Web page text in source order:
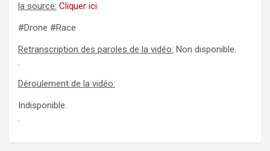
la source: Cliquer ici
#Drone #Race
Retranscription des paroles de la vidéo: Non disponible.
.
Déroulement de la vidéo:
Indisponible.
.